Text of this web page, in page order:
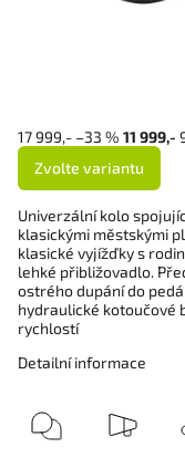
17 999,- –33 % 11 999,-
Zvolte variantu
Univerzální kolo
klasickými městskými
klasické vyjížďky s
lehké přibližovadlo.
ostrého dupání do
hydraulické kotoučové
rychlostí
Detailní informace